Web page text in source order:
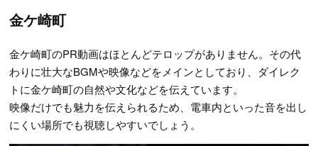
金ケ崎町
金ケ崎町のPR動画はほとんどテロップがありません。その代
わりに壮大なBGMや映像などをメインとしており、ダイレク
トに金ケ崎町の自然や文化などを伝えています。
映像だけでも魅力を伝えられるため、電車内といった音を出し
にくい場所でも視聴しやすいでしょう。